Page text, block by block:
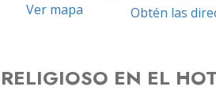
Ver mapa Obtén las
EN EL